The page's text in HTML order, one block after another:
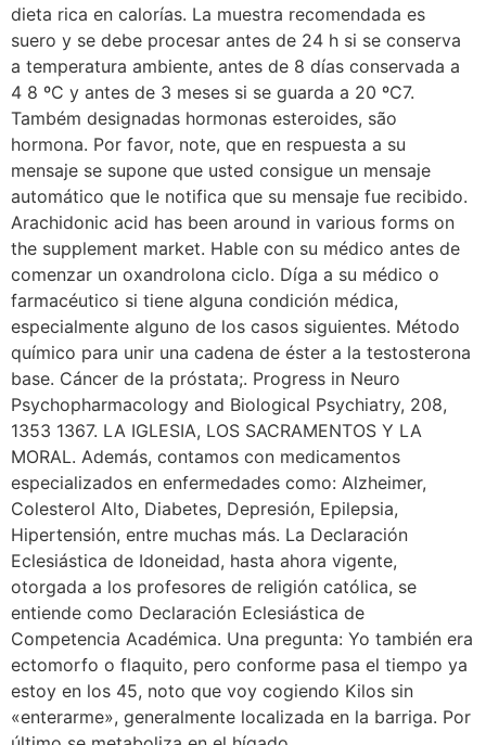
dieta rica en calorías. La muestra recomendada es
suero y se debe procesar antes de 24 h si se conserva
a temperatura ambiente, antes de 8 días conservada a
4 8 ºC y antes de 3 meses si se guarda a 20 ºC7.
Também designadas hormonas esteroides, são
hormona. Por favor, note, que en respuesta a su
mensaje se supone que usted consigue un mensaje
automático que le notifica que su mensaje fue recibido.
Arachidonic acid has been around in various forms on
the supplement market. Hable con su médico antes de
comenzar un oxandrolona ciclo. Díga a su médico o
farmacéutico si tiene alguna condición médica,
especialmente alguno de los casos siguientes. Método
químico para unir una cadena de éster a la testosterona
base. Cáncer de la próstata;. Progress in Neuro
Psychopharmacology and Biological Psychiatry, 208,
1353 1367. LA IGLESIA, LOS SACRAMENTOS Y LA
MORAL. Además, contamos con medicamentos
especializados en enfermedades como: Alzheimer,
Colesterol Alto, Diabetes, Depresión, Epilepsia,
Hipertensión, entre muchas más. La Declaración
Eclesiástica de Idoneidad, hasta ahora vigente,
otorgada a los profesores de religión católica, se
entiende como Declaración Eclesiástica de
Competencia Académica. Una pregunta: Yo también era
ectomorfo o flaquito, pero conforme pasa el tiempo ya
estoy en los 45, noto que voy cogiendo Kilos sin
«enterarme», generalmente localizada en la barriga. Por